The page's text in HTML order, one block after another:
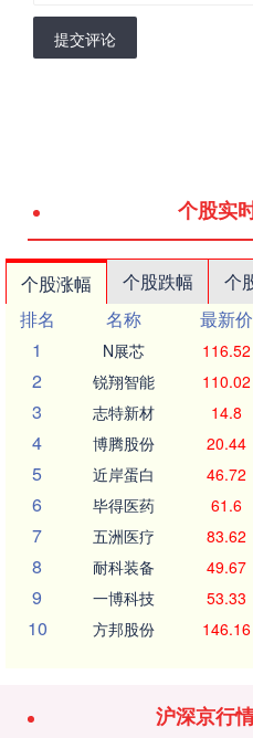
提交评论
个股实
个股涨幅 个股跌幅 个
排名
名称 最新价
1
N展芯 116.52
2 锐翔智能 110.02
3 志特新材 14.8
4 博腾股份 20.44
5 近岸蛋白 46.72
6 毕得医药 61.6
7 五洲医疗 83.62
8 耐科装备 49.67
9 一博科技 53.33
10 方邦股份 146.16
沪深京行